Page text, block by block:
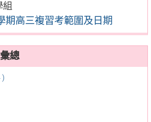
組
期高三複習考範圍及日期
總
)